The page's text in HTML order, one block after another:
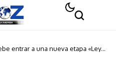
entrar a una nueva etapa «Ley y